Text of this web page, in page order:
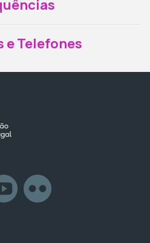
e Telefones